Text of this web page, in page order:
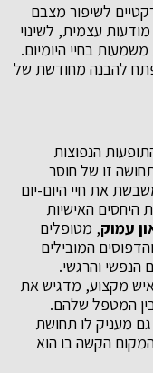
לשיפור מצבם
עצמית, לשינוי
בחיי היומיום.
להבנה מחודשת של
הנפוצות
זו של חוסר
את חיי היום-יום
היחסים האישיות
עמוק, מטופלים
המובילים
הנפשי והרגשי.
מקצוע, מדגיש את
המטפל שלהם.
מעניק לו תחושת
הקשה בו הוא